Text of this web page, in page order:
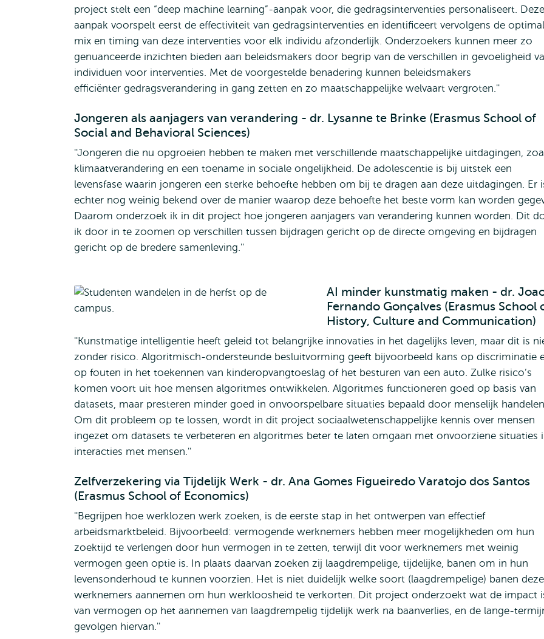
project stelt een “deep machine learning”-aanpak voor, die gedragsinterventies personaliseert. Deze
aanpak voorspelt eerst de effectiviteit van gedragsinterventies en identificeert vervolgens de
mix en timing van deze interventies voor elk individu afzonderlijk. Onderzoekers kunnen meer zo
genuanceerde inzichten bieden aan beleidsmakers door begrip van de verschillen in gevoeligheid
individuen voor interventies. Met de voorgestelde benadering kunnen beleidsmakers
efficiënter gedragsverandering in gang zetten en zo maatschappelijke welvaart vergroten.''
Jongeren als aanjagers van verandering - dr. Lysanne te Brinke (Erasmus School of
Social and Behavioral Sciences)
''Jongeren die nu opgroeien hebben te maken met verschillende maatschappelijke uitdagingen,
klimaatverandering en een toename in sociale ongelijkheid. De adolescentie is bij uitstek een
levensfase waarin jongeren een sterke behoefte hebben om bij te dragen aan deze uitdagingen. Er
echter nog weinig bekend over de manier waarop deze behoefte het beste vorm kan worden
Daarom onderzoek ik in dit project hoe jongeren aanjagers van verandering kunnen worden. Dit
ik door in te zoomen op verschillen tussen bijdragen gericht op de directe omgeving en bijdragen
gericht op de bredere samenleving.''
AI minder kunstmatig maken - dr.
Fernando Gonçalves (Erasmus School
History, Culture and Communication)
''Kunstmatige intelligentie heeft geleid tot belangrijke innovaties in het dagelijks leven, maar dit is
zonder risico. Algoritmisch-ondersteunde besluitvorming geeft bijvoorbeeld kans op discriminatie
op fouten in het toekennen van kinderopvangtoeslag of het besturen van een auto. Zulke risico’s
komen voort uit hoe mensen algoritmes ontwikkelen. Algoritmes functioneren goed op basis van
datasets, maar presteren minder goed in onvoorspelbare situaties bepaald door menselijk
Om dit probleem op te lossen, wordt in dit project sociaalwetenschappelijke kennis over mensen
ingezet om datasets te verbeteren en algoritmes beter te laten omgaan met onvoorziene situaties
interacties met mensen.''
Zelfverzekering via Tijdelijk Werk - dr. Ana Gomes Figueiredo Varatojo dos Santos
(Erasmus School of Economics)
''Begrijpen hoe werklozen werk zoeken, is de eerste stap in het ontwerpen van effectief
arbeidsmarktbeleid. Bijvoorbeeld: vermogende werknemers hebben meer mogelijkheden om hun
zoektijd te verlengen door hun vermogen in te zetten, terwijl dit voor werknemers met weinig
vermogen geen optie is. In plaats daarvan zoeken zij laagdrempelige, tijdelijke, banen om in hun
levensonderhoud te kunnen voorzien. Het is niet duidelijk welke soort (laagdrempelige) banen deze
werknemers aannemen om hun werkloosheid te verkorten. Dit project onderzoekt wat de impact
van vermogen op het aannemen van laagdrempelig tijdelijk werk na baanverlies, en de lange-
gevolgen hiervan.''